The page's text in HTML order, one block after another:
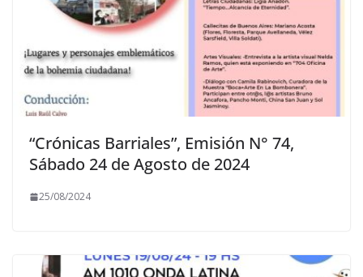
“Crónicas Barriales”, Emisión N° 74,
Sábado 24 de Agosto de 2024
25/08/2024